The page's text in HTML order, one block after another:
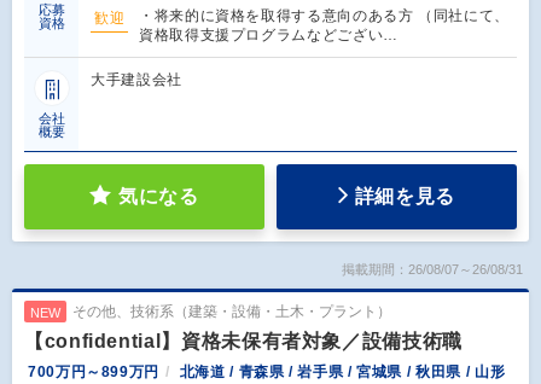
応募
資格
歓迎
・将来的に資格を取得する意向のある方 （同社にて、
資格取得支援プログラムなどござい…
会社
概要
大手建設会社
気になる 詳細を見る
掲載期間：26/08/07～26/08/31
NEW その他、技術系（建築・設備・土木・プラント）
【confidential】資格未保有者対象／設備技術職
700万円～899万円
北海道 / 青森県 / 岩手県 / 宮城県 / 秋田県 / 山形